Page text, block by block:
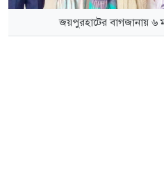
জয়পুরহাটের বাগজানায় ৬